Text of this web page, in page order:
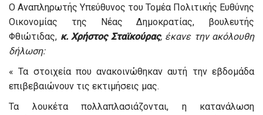
Ο Αναπληρωτής Υπεύθυνος του Τομέα Πολιτικής Ευθύνης
Οικονομίας της Νέας Δημοκρατίας, βουλευτής
Φθιώτιδας, κ. Χρήστος Σταϊκούρας, έκανε την ακόλουθη
δήλωση:
« Τα στοιχεία που ανακοινώθηκαν αυτή την εβδομάδα
επιβεβαιώνουν τις εκτιμήσεις μας.
Τα λουκέτα πολλαπλασιάζονται, η κατανάλωση